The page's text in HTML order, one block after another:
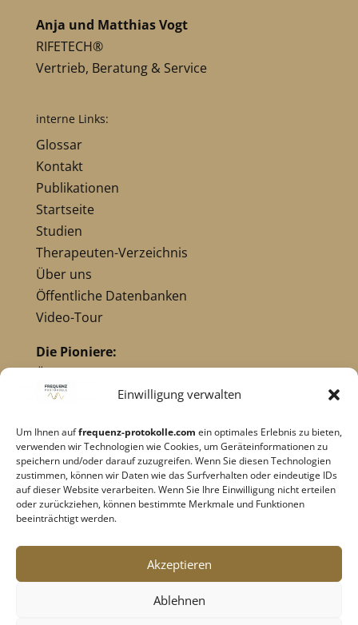
Einwilligung verwalten
Um Ihnen auffrequenz-protokolle.com ein optimales Erlebnis zu bieten,
verwenden wir Technologien wie Cookies, um Geräteinformationen zu
speichern und/oder darauf zuzugreifen. Wenn Sie diesen Technologien
zustimmen, können wir Daten wie das Surfverhalten oder eindeutige IDs
auf dieser Website verarbeiten. Wenn Sie Ihre Einwilligung nicht erteilen
oder zurückziehen, können bestimmte Merkmale und Funktionen
beeinträchtigt werden.
Akzeptieren
Ablehnen
Anja und Matthias Vogt
RIFETECH®
Vertrieb, Beratung & Service
interne Links:
Glossar
Kontakt
Publikationen
Startseite
Studien
Therapeuten-Verzeichnis
Über uns
Öffentliche Datenbanken
Video-Tour
Die Pioniere:
Übersicht Pioniere
Nikola Tesla
Dr. Hulda Clark
Robert C. Beck
Georges Lakhovsky
verwandte Pioniere
Datenschutz
Cookie-Richtlinie|AGB's